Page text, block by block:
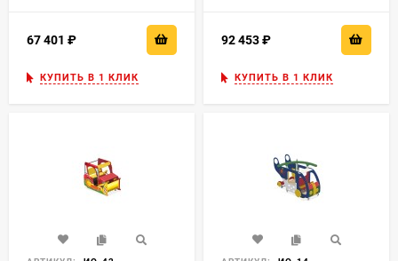
67 401
КУПИТЬ В 1 КЛИК
92 453
КУПИТЬ В 1 КЛИК